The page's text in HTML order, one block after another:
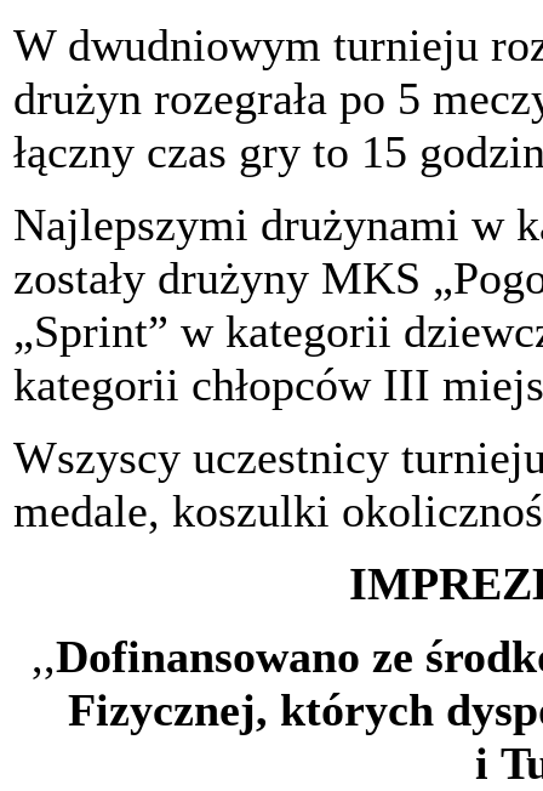
W dwudniowym turnieju
drużyn rozegrała po 5
łączny czas gry to 15
Najlepszymi drużynami w
zostały drużyny MKS
„Sprint” w kategorii
kategorii chłopców III
Wszyscy uczestnicy
medale, koszulki
,,Dofinansowano ze
Fizycznej, których
i